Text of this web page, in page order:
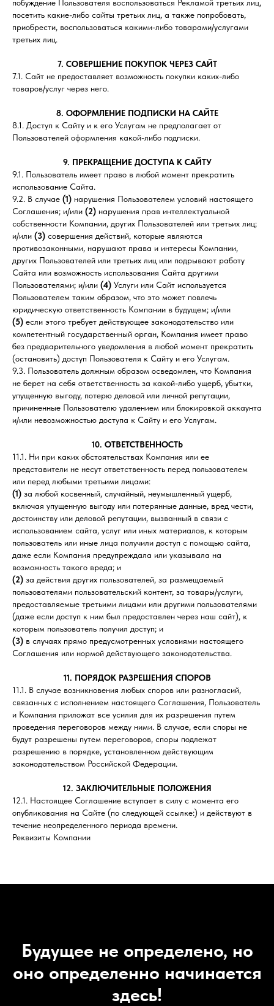
побуждение Пользователя воспользоваться Рекламой третьих лиц,
посетить какие-либо сайты третьих лиц, а также попробовать,
приобрести, воспользоваться какими-либо товарами/услугами
третьих лиц.
7. СОВЕРШЕНИЕ ПОКУПОК ЧЕРЕЗ САЙТ
7.1. Сайт не предоставляет возможность покупки каких-либо
товаров/услуг через него.
8. ОФОРМЛЕНИЕ ПОДПИСКИ НА САЙТЕ
8.1. Доступ к Сайту и к его Услугам не предполагает от
Пользователей оформления какой-либо подписки.
9. ПРЕКРАЩЕНИЕ ДОСТУПА К САЙТУ
9.1. Пользователь имеет право в любой момент прекратить
использование Сайта.
9.2. В случае (1) нарушения Пользователем условий настоящего
Соглашения; и/или (2) нарушения прав интеллектуальной
собственности Компании, других Пользователей или третьих лиц;
и/или (3) совершения действий, которые являются
противозаконными, нарушают права и интересы Компании,
других Пользователей или третьих лиц или подрывают работу
Сайта или возможность использования Сайта другими
Пользователями; и/или (4) Услуги или Сайт используется
Пользователем таким образом, что это может повлечь
юридическую ответственность Компании в будущем; и/или
(5) если этого требует действующее законодательство или
компетентный государственный орган, Компания имеет право
без предварительного уведомления в любой момент прекратить
(остановить) доступ Пользователя к Сайту и его Услугам.
9.3. Пользователь должным образом осведомлен, что Компания
не берет на себя ответственность за какой-либо ущерб, убытки,
упущенную выгоду, потерю деловой или личной репутации,
причиненные Пользователю удалением или блокировкой аккаунта
и/или невозможностью доступа к Сайту и его Услугам.
10. ОТВЕТСТВЕННОСТЬ
11.1. Ни при каких обстоятельствах Компания или ее
представители не несут ответственность перед пользователем
или перед любыми третьими лицами:
(1) за любой косвенный, случайный, неумышленный ущерб,
включая упущенную выгоду или потерянные данные, вред чести,
достоинству или деловой репутации, вызванный в связи с
использованием сайта, услуг или иных материалов, к которым
пользователь или иные лица получили доступ с помощью сайта,
даже если Компания предупреждала или указывала на
возможность такого вреда; и
(2) за действия других пользователей, за размещаемый
пользователями пользовательский контент, за товары/услуги,
предоставляемые третьими лицами или другими пользователями
(даже если доступ к ним был предоставлен через наш сайт), к
которым пользователь получил доступ; и
(3) в случаях прямо предусмотренных условиями настоящего
Соглашения или нормой действующего законодательства.
11. ПОРЯДОК РАЗРЕШЕНИЯ СПОРОВ
11.1. В случае возникновения любых споров или разногласий,
связанных с исполнением настоящего Соглашения, Пользователь
и Компания приложат все усилия для их разрешения путем
проведения переговоров между ними. В случае, если споры не
будут разрешены путем переговоров, споры подлежат
разрешению в порядке, установленном действующим
законодательством Российской Федерации.
12. ЗАКЛЮЧИТЕЛЬНЫЕ ПОЛОЖЕНИЯ
12.1. Настоящее Соглашение вступает в силу с момента его
опубликования на Сайте (по следующей ссылке:) и действуют в
течение неопределенного периода времени.
Реквизиты Компании
Будущее не определено, но
оно определенно начинается
здесь!